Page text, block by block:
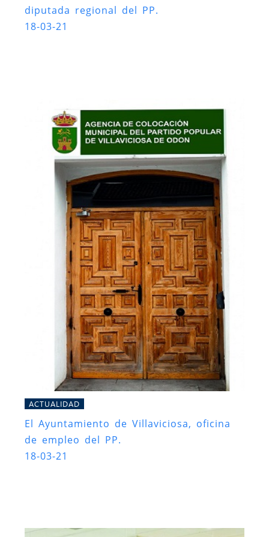
diputada regional del PP.
18-03-21
ACTUALIDAD
El Ayuntamiento de Villaviciosa, oficina
de empleo del PP.
18-03-21